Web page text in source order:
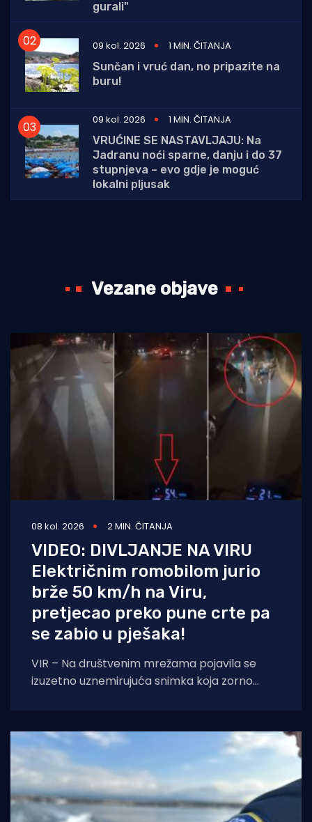
gurali"
09 kol. 2026
1 MIN. ČITANJA
Sunčan i vruć dan, no pripazite na
buru!
09 kol. 2026
1 MIN. ČITANJA
VRUĆINE SE NASTAVLJAJU: Na
Jadranu noći sparne, danju i do 37
stupnjeva – evo gdje je moguć
lokalni pljusak
Vezane objave
08 kol. 2026 2 MIN. ČITANJA
VIDEO: DIVLJANJE NA VIRU
Električnim romobilom jurio
brže 50 km/h na Viru,
pretjecao preko pune crte pa
se zabio u pješaka!
VIR – Na društvenim mrežama pojavila se
izuzetno uznemirujuća snimka koja zorno